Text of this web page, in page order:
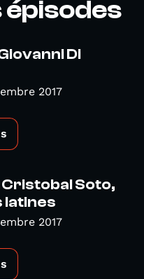
Di
2017
Cristobal Soto,
latines
2017